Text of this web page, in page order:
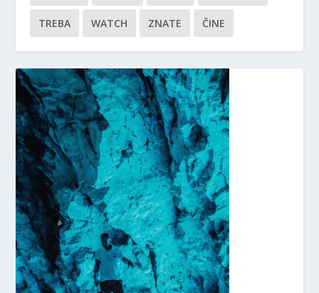
TREBA WATCH ZNATE ČINE